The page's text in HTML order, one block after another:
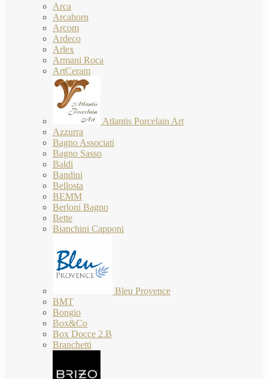
Arca
Arcahorn
Arcom
Ardeco
Arlex
Armani Roca
ArtCeram
Atlantis Porcelain Art
Azzurra
Bagno Associati
Bagno Sasso
Baldi
Bandini
Bellosta
BEMM
Berloni Bagno
Bette
Bianchini Capponi
Bleu Provence
BMT
Bongio
Box&Co
Box Docce 2.B
Branchetti